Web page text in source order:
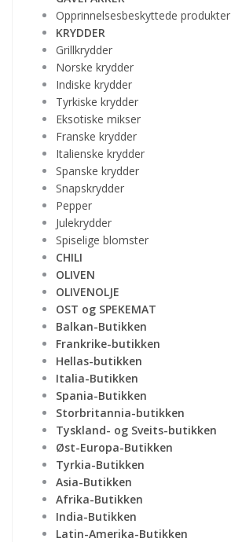
Opprinnelsesbeskyttede produkter
KRYDDER
Grillkrydder
Norske krydder
Indiske krydder
Tyrkiske krydder
Eksotiske mikser
Franske krydder
Italienske krydder
Spanske krydder
Snapskrydder
Pepper
Julekrydder
Spiselige blomster
CHILI
OLIVEN
OLIVENOLJE
OST og SPEKEMAT
Balkan-Butikken
Frankrike-butikken
Hellas-butikken
Italia-Butikken
Spania-Butikken
Storbritannia-butikken
Tyskland- og Sveits-butikken
Øst-Europa-Butikken
Tyrkia-Butikken
Asia-Butikken
Afrika-Butikken
India-Butikken
Latin-Amerika-Butikken